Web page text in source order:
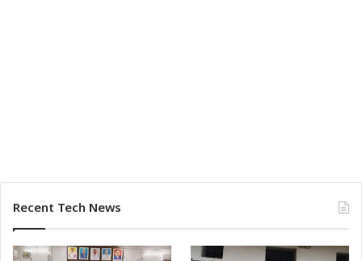
Recent Tech News